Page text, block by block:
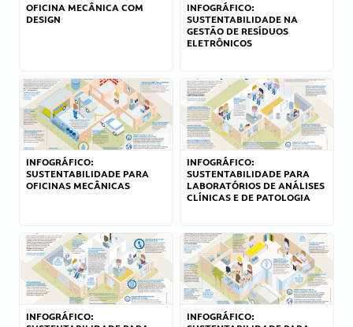
OFICINA MECÂNICA COM
DESIGN
INFOGRÁFICO:
SUSTENTABILIDADE NA
GESTÃO DE RESÍDUOS
ELETRÔNICOS
INFOGRÁFICO:
SUSTENTABILIDADE PARA
OFICINAS MECÂNICAS
INFOGRÁFICO:
SUSTENTABILIDADE PARA
LABORATÓRIOS DE ANÁLISES
CLÍNICAS E DE PATOLOGIA
INFOGRÁFICO:
INFOGRÁFICO: